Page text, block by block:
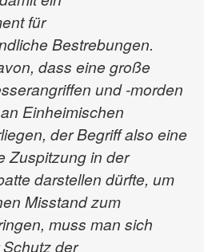
für
Bestrebungen.
dass eine große
und -morden
Einheimischen
der Begriff also eine
Zuspitzung in der
darstellen dürfte, um
Misstand zum
muss man sich
der